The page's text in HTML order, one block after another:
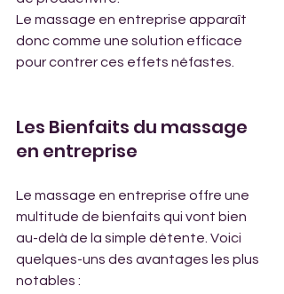
Le massage en entreprise apparaît
donc comme une solution efficace
pour contrer ces effets néfastes.
Les Bienfaits du massage
en entreprise
Le massage en entreprise offre une
multitude de bienfaits qui vont bien
au-delà de la simple détente. Voici
quelques-uns des avantages les plus
notables :